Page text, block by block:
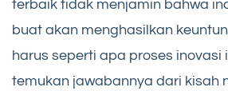
terbaik tidak menjamin bahwa
buat akan menghasilkan
harus seperti apa proses inovasi
temukan jawabannya dari kisah